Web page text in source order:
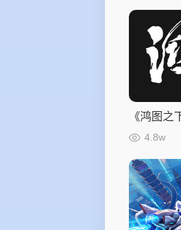
《鸿图之
样的国风
4.8w